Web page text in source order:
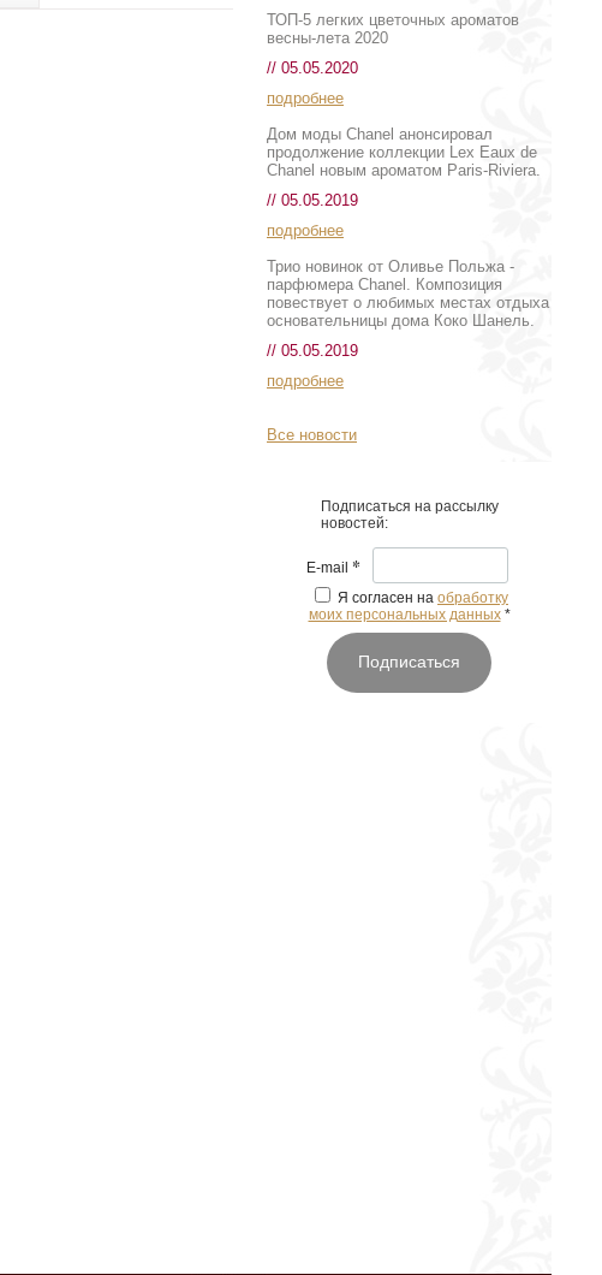
ТОП-5 легких цветочных ароматов
весны-лета 2020
// 05.05.2020
подробнее
Дом моды Chanel анонсировал
продолжение коллекции Lex Eaux de
Chanel новым ароматом Paris-Riviera.
// 05.05.2019
подробнее
Трио новинок от Оливье Польжа -
парфюмера Chanel. Композиция
повествует о любимых местах отдыха
основательницы дома Коко Шанель.
// 05.05.2019
подробнее
Все новости
Подписаться на рассылку
новостей:
E-mail *
Я согласен на обработку
моих персональных данных *
Подписаться